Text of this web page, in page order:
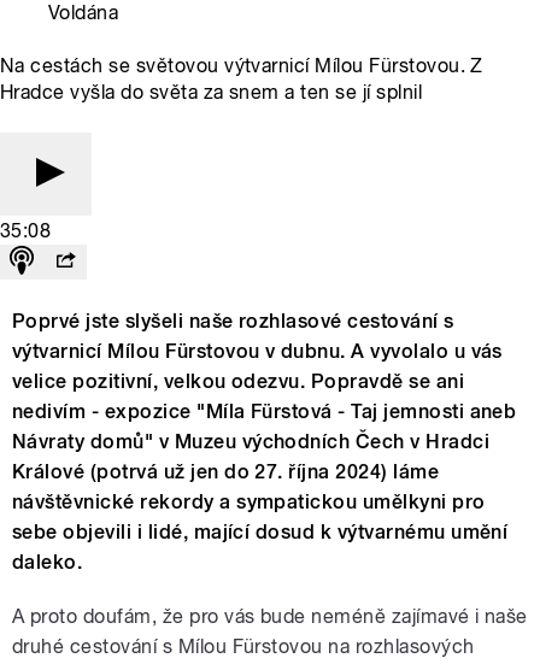
Voldána
Na cestách se světovou výtvarnicí Mílou Fürstovou. Z
Hradce vyšla do světa za snem a ten se jí splnil
35:08
Poprvé jste slyšeli naše rozhlasové cestování s
výtvarnicí Mílou Fürstovou v dubnu. A vyvolalo u vás
velice pozitivní, velkou odezvu. Popravdě se ani
nedivím - expozice "Míla Fürstová - Taj jemnosti aneb
Návraty domů" v Muzeu východních Čech v Hradci
Králové (potrvá už jen do 27. října 2024) láme
návštěvnické rekordy a sympatickou umělkyni pro
sebe objevili i lidé, mající dosud k výtvarnému umění
daleko.
A proto doufám, že pro vás bude neméně zajímavé i naše
druhé cestování s Mílou Fürstovou na rozhlasových